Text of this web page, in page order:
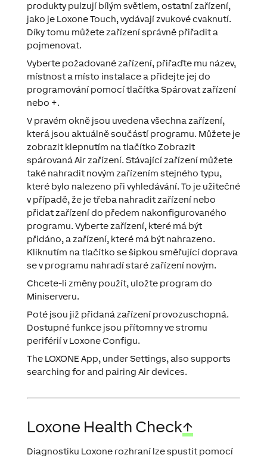
produkty pulzují bílým světlem, ostatní zařízení,
jako je Loxone Touch, vydávají zvukové cvaknutí.
Díky tomu můžete zařízení správně přiřadit a
pojmenovat.
Vyberte požadované zařízení, přiřaďte mu název,
místnost a místo instalace a přidejte jej do
programování pomocí tlačítka Spárovat zařízení
nebo +.
V pravém okně jsou uvedena všechna zařízení,
která jsou aktuálně součástí programu. Můžete je
zobrazit klepnutím na tlačítko Zobrazit
spárovaná Air zařízení. Stávající zařízení můžete
také nahradit novým zařízením stejného typu,
které bylo nalezeno při vyhledávání. To je užitečné
v případě, že je třeba nahradit zařízení nebo
přidat zařízení do předem nakonfigurovaného
programu. Vyberte zařízení, které má být
přidáno, a zařízení, které má být nahrazeno.
Kliknutím na tlačítko se šipkou směřující doprava
se v programu nahradí staré zařízení novým.
Chcete-li změny použít, uložte program do
Miniserveru.
Poté jsou již přidaná zařízení provozuschopná.
Dostupné funkce jsou přítomny ve stromu
periférií v Loxone Configu.
The LOXONE App, under Settings, also supports
searching for and pairing Air devices.
Loxone Health Check↑
Diagnostiku Loxone rozhraní lze spustit pomocí